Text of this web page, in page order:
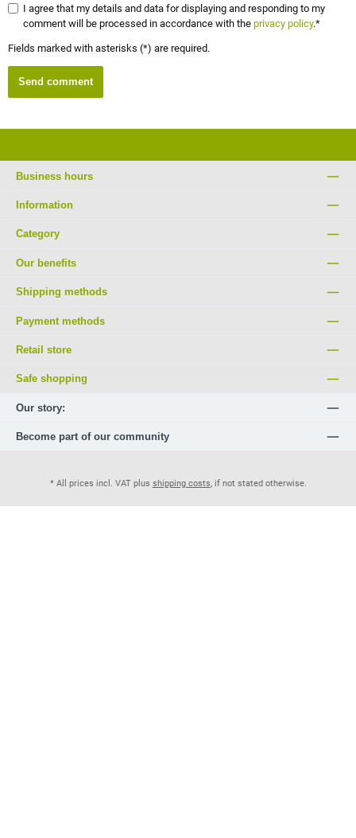
I agree that my details and data for displaying and responding to my
comment will be processed in accordance with theprivacy policy.*
Fields marked with asterisks (*) are required.
Send comment
Business hours
Information
Category
Our benefits
Shipping methods
Payment methods
Retail store
Safe shopping
Our story:
Become part of our community
* All prices incl. VAT plus shipping costs, if not stated otherwise.